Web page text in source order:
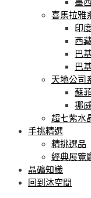
墨
喜馬拉雅
印
西
巴
巴
天地公司
蘇
挪
超七紫水
手挑精選
精挑選品
經典展覽
晶礦知識
回到沐空間